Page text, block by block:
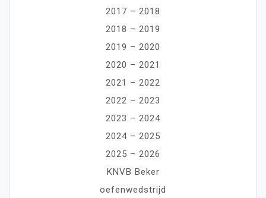
2017 – 2018
2018 – 2019
2019 – 2020
2020 – 2021
2021 – 2022
2022 – 2023
2023 – 2024
2024 – 2025
2025 – 2026
KNVB Beker
oefenwedstrijd